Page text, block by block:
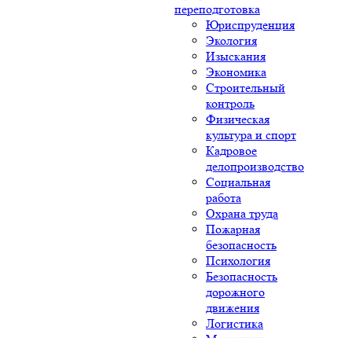
переподготовка
Юриспруденция
Экология
Изыскания
Экономика
Строительный
контроль
Физическая
культура и спорт
Кадровое
делопроизводство
Социальная
работа
Охрана труда
Пожарная
безопасность
Психология
Безопасность
дорожного
движения
Логистика